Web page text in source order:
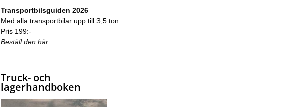
Transportbilsguiden 2026
Med alla transportbilar upp till 3,5 ton
Pris 199:-
Beställ den här
Truck- och
lagerhandboken